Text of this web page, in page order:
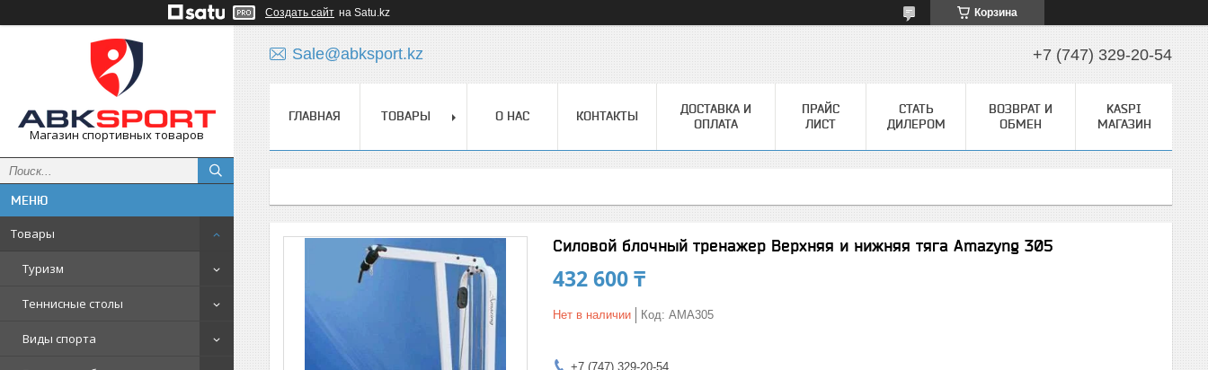
Создать сайт на Satu.kz Корзина
Магазин спортивных товаров
Товары
Туризм
Теннисные столы
Виды спорта
Sale@abksport.kz +7 (747) 329-20-54
ГЛАВНАЯ ТОВАРЫ О НАС КОНТАКТЫ
ДОСТАВКА И
ОПЛАТА
ПРАЙС
ЛИСТ
СТАТЬ
ДИЛЕРОМ
ВОЗВРАТ И
ОБМЕН
KASPI
МАГАЗИН
Силовой блочный тренажер Верхняя и нижняя тяга Amazyng 305
432 600 ₸
Нет в наличии Код: AMA305
+7 (747) 329-20-54